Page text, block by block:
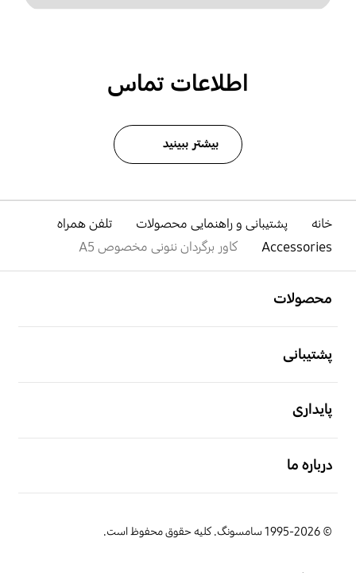
اطلاعات تماس
بیشتر ببینید
خانه پشتیبانی و راهنمایی محصولات
تلفن همراه
Accessories
کاور برگردان نئونی مخصوص A5
محصولات
پشتیبانی
پایداری
درباره ما
© 1995-2026 سامسونگ. کلیه حقوق محفوظ است.